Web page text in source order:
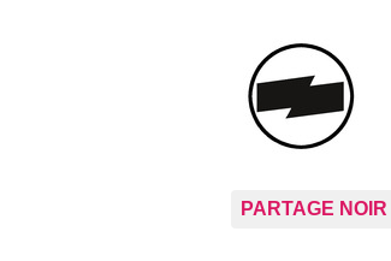
PARTAGE NOIR